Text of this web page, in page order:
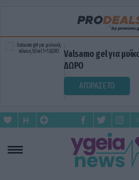
Valsamo gel για
ΔΩΡΟ
ΑΓΟΡΑΣΕ ΤΟ